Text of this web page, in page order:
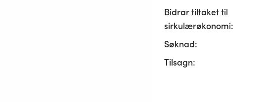
Bidrar tiltaket til
sirkulærøkonomi:
Søknad:
Tilsagn: